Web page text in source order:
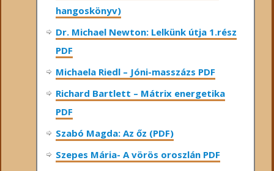
hangoskönyv)
Dr. Michael Newton: Lelkünk útja 1.rész
PDF
Michaela Riedl – Jóni-masszázs PDF
Richard Bartlett – Mátrix energetika
PDF
Szabó Magda: Az őz (PDF)
Szepes Mária- A vörös oroszlán PDF